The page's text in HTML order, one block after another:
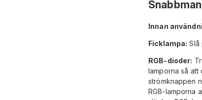
Innan
Ficklampa: Slå
RGB-dioder:
lamporna så
strömknappen
RGB-lamporna